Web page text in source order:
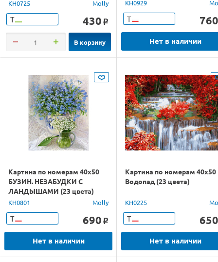
KH0725 Molly
Т 430 o
В корзину
KH0929
Т 760
Нет в наличии
Картина по номерам 40х50
БУЗИН. НЕЗАБУДКИ С
ЛАНДЫШАМИ (23 цвета)
KH0801 Molly
Т 690 o
Нет в наличии
Картина по номерам 40х50
Водопад (23 цвета)
KH0225
Т 650
Нет в наличии